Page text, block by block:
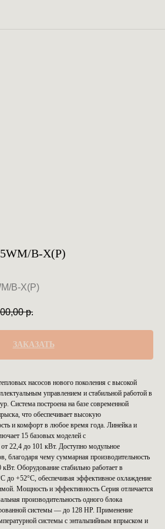
B-X(P)
B-X(P)
р.
ЗАКАЗАТЬ
насосов нового поколения с высокой
управлением и стабильной работой в
Система построена на базе современной
что обеспечивает высокую
и комфорт в любое время года. Линейка и
15 базовых моделей с
22,4 до 101 кВт. Доступно модульное
благодаря чему суммарная производительность
Оборудование стабильно работает в
до +52°C, обеспечивая эффективное охлаждение
Мощность и эффективность Серия отличается
производительность одного блока
системы — до 128 HP. Применение
системы с энтальпийным впрыском и